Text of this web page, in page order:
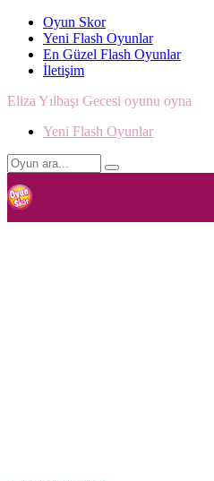
Oyun Skor
Yeni Flash Oyunlar
En Güzel Flash Oyunlar
İletişim
Eliza Yılbaşı Gecesi oyunu oyna
Yeni Flash Oyunlar